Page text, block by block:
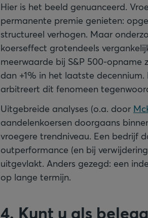
Hier is het beeld genuanceerd.
permanente premie genieten:
structureel verhogen. Maar
koerseffect grotendeels
meerwaarde bij S&P 500-opname
dan +1% in het laatste
arbitreert dit fenomeen
Uitgebreide analyses (o.a. door
aandelenkoersen doorgaans
vroegere trendniveau. Een bedrijf
outperformance (en bij
uitgevlakt. Anders gezegd: een
op lange termijn.
4. Kunt u als